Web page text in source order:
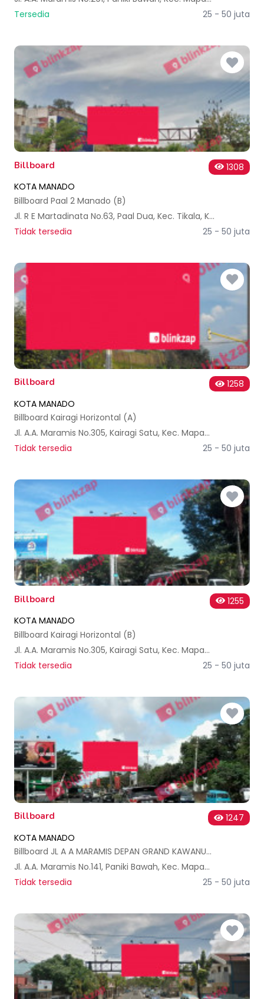
Tersedia
25 - 50 juta
Billboard
1308
KOTA MANADO
Billboard Paal 2 Manado (B)
Jl. R E Martadinata No.63, Paal Dua, Kec. Tikala, Kota Manado, Sulawesi Utara, Indonesia
Tidak tersedia
25 - 50 juta
Billboard
1258
KOTA MANADO
Billboard Kairagi Horizontal (A)
Jl. A.A. Maramis No.305, Kairagi Satu, Kec. Mapanget, Kota Manado, Sulawesi Utara, Indonesia
Tidak tersedia
25 - 50 juta
Billboard
1255
KOTA MANADO
Billboard Kairagi Horizontal (B)
Jl. A.A. Maramis No.305, Kairagi Satu, Kec. Mapanget, Kota Manado, Sulawesi Utara, Indonesia
Tidak tersedia
25 - 50 juta
Billboard
1247
KOTA MANADO
Billboard JL A A MARAMIS DEPAN GRAND KAWANUA (B)
Jl. A.A. Maramis No.141, Paniki Bawah, Kec. Mapanget, Kota Manado, Sulawesi Utara, Indonesia
Tidak tersedia
25 - 50 juta